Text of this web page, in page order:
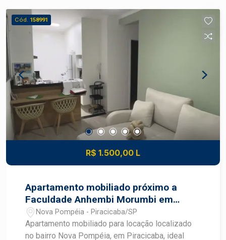
super completa; Portaria 24 horas Se você
procura um apartamento espaçoso, elegante e
completo que reúne qualidade de vida para toda a
família, vale a pena conhecer este imóvel! Fale
com um corretor especialista Frias Neto!
Cód. 158991
R$ 1.500,00 L
Apartamento mobiliado próximo a
Faculdade Anhembi Morumbi em
Piracicaba
Nova Pompéia - Piracicaba/SP
Apartamento mobiliado para locação localizado
no bairro Nova Pompéia, em Piracicaba, ideal